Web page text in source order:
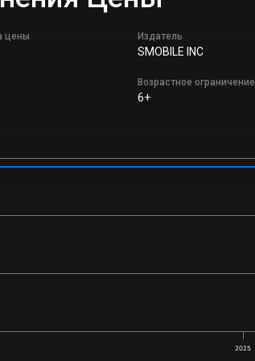
цены Издатель
SMOBILE INC
Возрастное ограничение
6+
2025